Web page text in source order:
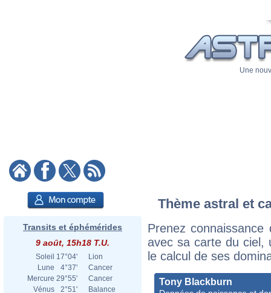
Une
Transits et éphémérides
9 août, 15h18 T.U.
Soleil 17°04'
Lion
Lune
4°37'
Cancer
Mercure 29°55'
Cancer
Vénus
2°51'
Balance
Thème astral et
Prenez
avec sa carte du ciel,
le calcul de ses
Tony Blackburn